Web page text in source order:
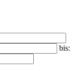
bis: